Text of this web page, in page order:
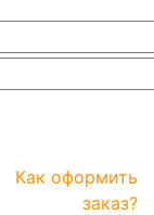
Как оформить
заказ?